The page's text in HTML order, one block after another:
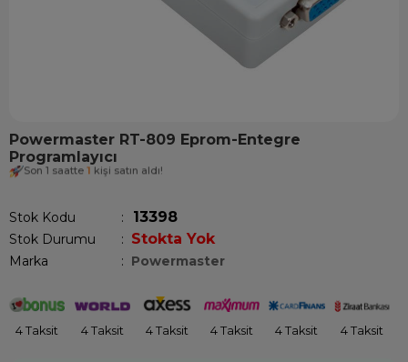
Powermaster RT-809 Eprom-Entegre
Programlayıcı
Son 1 saatte 1 kişi satın aldı!
Stok Kodu 13398
Stok Durumu : Stokta Yok
Marka : Powermaster
4 Taksit 4 Taksit 4 Taksit 4 Taksit 4 Taksit 4 Taksit